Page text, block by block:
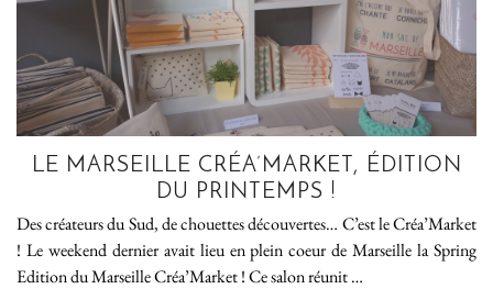
LE MARSEILLE CRÉA’MARKET, ÉDITION
DU PRINTEMPS !
Des créateurs du Sud, de chouettes découvertes… C’est le Créa’Market
! Le weekend dernier avait lieu en plein coeur de Marseille la Spring
Edition du Marseille Créa’Market ! Ce salon réunit …